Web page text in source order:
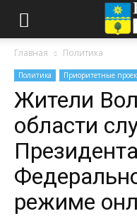
Главная Политика
Политика Приоритетные
Жители
области
режиме